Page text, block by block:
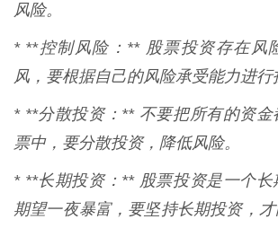
风险。
* **控制风险：** 股票投资存在风
风，要根据自己的风险承受能力进行
* **分散投资：** 不要把所有的资
票中，要分散投资，降低风险。
* **长期投资：** 股票投资是一个
期望一夜暴富，要坚持长期投资，